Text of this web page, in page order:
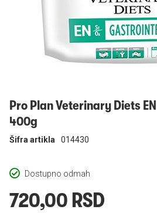
Pro Plan Veterinary Diets
400g
Dostupno odmah
Šifra artikla 014430
720,00 RSD